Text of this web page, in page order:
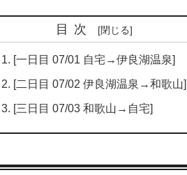
目次
[一日目 07/01 自宅→伊良湖温泉]
[二日目 07/02 伊良湖温泉→和歌山]
[三日目 07/03 和歌山→自宅]